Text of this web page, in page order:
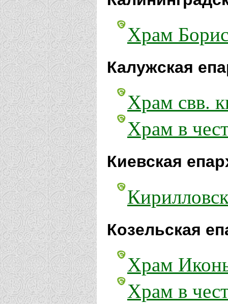
Храм
Калужская
Храм свв.
Храм в
Киевская
Козельская
Храм
Храм в